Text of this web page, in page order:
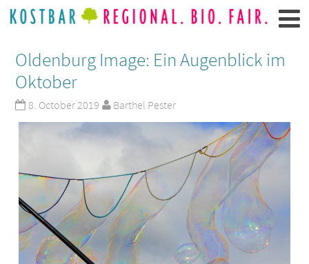
Oldenburg Image: Ein Augenblick im
Oktober
8. October 2019 Barthel Pester